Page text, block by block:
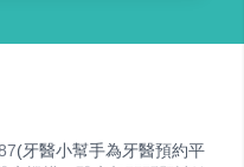
(牙醫小幫手為牙醫預約平